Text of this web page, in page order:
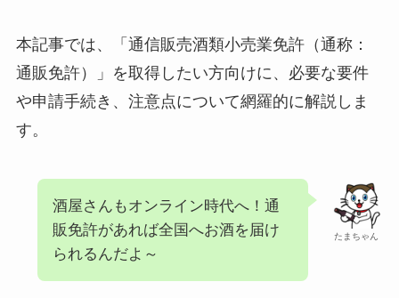
本記事では、「通信販売酒類小売業免許（通称：
通販免許）」を取得したい方向けに、必要な要件
や申請手続き、注意点について網羅的に解説しま
す。
たまちゃん
酒屋さんもオンライン時代へ！通
販免許があれば全国へお酒を届け
られるんだよ～